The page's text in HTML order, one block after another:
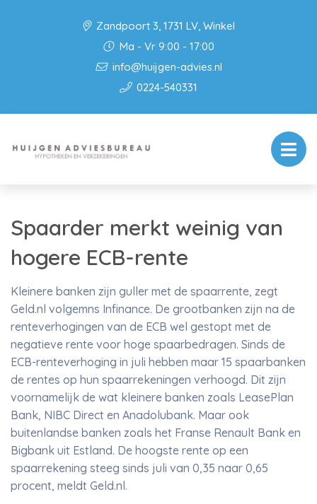
Zandpoort 3, 1731 LV, Winkel
Ma - Vr 9:00 - 17:00
info@huijgen-advies.nl
0224-540331
Spaarder merkt weinig van
hogere ECB-rente
Kleinere banken zijn guller met de spaarrente, zegt
Geld.nl volgemns Infinance. De grootbanken zijn na de
renteverhogingen van de ECB wel gestopt met de
negatieve rente voor hoge spaarbedragen. Sinds de
ECB-renteverhoging in juli hebben maar 15 spaarbanken
de rentes op hun spaarrekeningen verhoogd. Dit zijn
voornamelijk de wat kleinere banken zoals LeasePlan
Bank, NIBC Direct en Anadolubank. Maar ook
buitenlandse banken zoals het Franse Renault Bank en
Bigbank uit Estland. De hoogste rente op een
spaarrekening steeg sinds juli van 0,35 naar 0,65
procent, meldt Geld.nl.